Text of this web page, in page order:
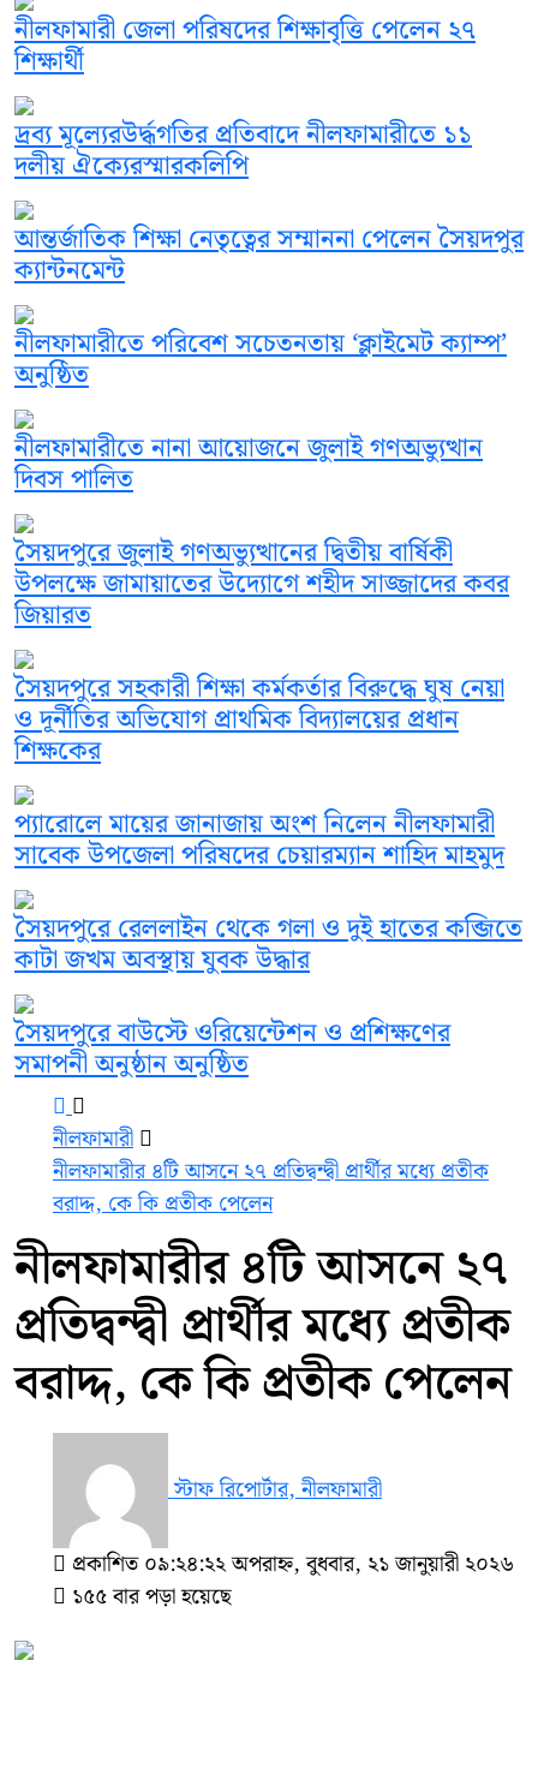
নীলফামারী
নীলফামারীর ৪টি আসনে ২৭ প্রতিদ্বন্দ্বী প্রার্থীর মধ্যে প্রতীক
বরাদ্দ, কে কি প্রতীক পেলেন
নীলফামারীর ৪টি আসনে ২৭
প্রতিদ্বন্দ্বী প্রার্থীর মধ্যে প্রতীক
বরাদ্দ, কে কি প্রতীক পেলেন
স্টাফ রিপোর্টার, নীলফামারী
প্রকাশিত ০৯:২৪:২২ অপরাহ্ন, বুধবার, ২১ জানুয়ারী ২০২৬
১৫৫ বার পড়া হয়েছে
নীলফামারী জেলা পরিষদের শিক্ষাবৃত্তি পেলেন ২৭
শিক্ষার্থী
দ্রব্য মূল্যেরউর্দ্ধগতির প্রতিবাদে নীলফামারীতে ১১
দলীয় ঐক্যেরস্মারকলিপি
আন্তর্জাতিক শিক্ষা নেতৃত্বের সম্মাননা পেলেন সৈয়দপুর
ক্যান্টনমেন্ট
নীলফামারীতে পরিবেশ সচেতনতায় ‘ক্লাইমেট ক্যাম্প’
অনুষ্ঠিত
নীলফামারীতে নানা আয়োজনে জুলাই গণঅভ্যুত্থান
দিবস পালিত
সৈয়দপুরে জুলাই গণঅভ্যুত্থানের দ্বিতীয় বার্ষিকী
উপলক্ষে জামায়াতের উদ্যোগে শহীদ সাজ্জাদের কবর
জিয়ারত
সৈয়দপুরে সহকারী শিক্ষা কর্মকর্তার বিরুদ্ধে ঘুষ নেয়া
ও দূর্নীতির অভিযোগ প্রাথমিক বিদ্যালয়ের প্রধান
শিক্ষকের
প্যারোলে মায়ের জানাজায় অংশ নিলেন নীলফামারী
সাবেক উপজেলা পরিষদের চেয়ারম্যান শাহিদ মাহমুদ
সৈয়দপুরে রেললাইন থেকে গলা ও দুই হাতের কব্জিতে
কাটা জখম অবস্থায় যুবক উদ্ধার
সৈয়দপুরে বাউস্টে ওরিয়েন্টেশন ও প্রশিক্ষণের
সমাপনী অনুষ্ঠান অনুষ্ঠিত